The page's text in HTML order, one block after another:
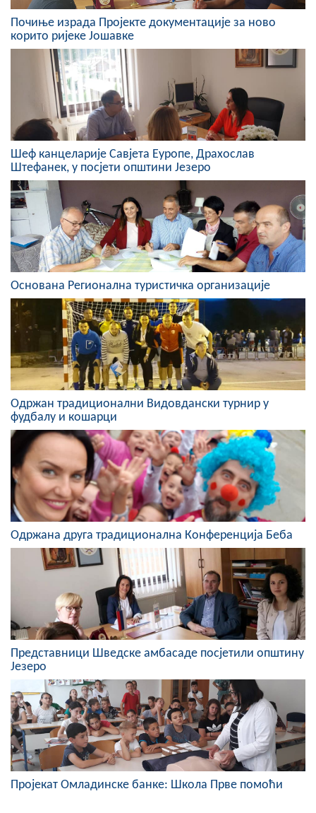
Службени Гласници
ОПШТИНСКА УПРАВА
ИНФО
Вијести
Активности
Јавни позиви
Обавјештења
Заштита од пожара
COVID 19
Геоистраживања
ФИНАНСИЈЕ
ПРИВРЕДА
Пољопривреда
Туризам
Спорт
ЦИВИЛНА ЗАШТИТА
КОНТАКТ
Почиње израда Пројекте документације за ново
корито ријеке Јошавке
Шеф канцеларије Савјета Еуропе, Драхослав
Штефанек, у посјети општини Језеро
Основана Регионална туристичка организације
Одржан традиционални Видовдански турнир у
фудбалу и кошарци
Одржана друга традиционална Конференција Беба
Представници Шведске амбасаде посјетили општину
Језеро
Пројекат Омладинске банке: Школа Прве помоћи